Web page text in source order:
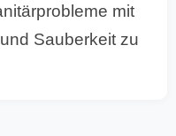
mit
Sauberkeit zu